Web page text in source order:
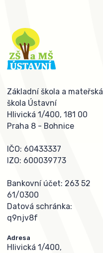
Základní škola a mateřská
škola Ústavní
Hlivická 1/400, 181 00
Praha 8 - Bohnice
IČO: 60433337
IZO: 600039773
Bankovní účet: 263 52
61/0300
Datová schránka:
q9njv8f
Adresa
Hlivická 1/400,